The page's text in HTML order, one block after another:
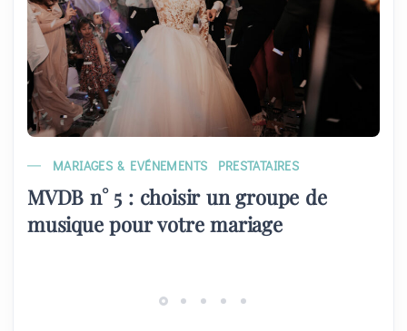
MARIAGES & EVÉNEMENTS PRESTATAIRES
MVDB n° 5 : choisir un groupe de
musique pour votre mariage